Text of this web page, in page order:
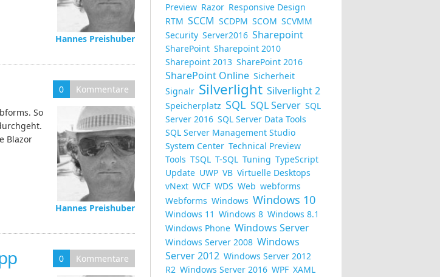
Hannes Preishuber
0 Kommentare
Hannes Preishuber
So
Blazor
0 Kommentare
Preview Razor Responsive Design
RTM SCCM SCDPM SCOM SCVMM
Security Server2016 Sharepoint
SharePoint Sharepoint 2010
Sharepoint 2013 SharePoint 2016
SharePoint Online Sicherheit
Signalr Silverlight Silverlight 2
Speicherplatz SQL SQL Server SQL
Server 2016 SQL Server Data Tools
SQL Server Management Studio
System Center Technical Preview
Tools TSQL T-SQL Tuning TypeScript
Update UWP VB Virtuelle Desktops
vNext WCF WDS Web webforms
Webforms Windows Windows 10
Windows 11 Windows 8 Windows 8.1
Windows Phone Windows Server
Windows Server 2008 Windows
Server 2012 Windows Server 2012
R2 Windows Server 2016 WPF XAML